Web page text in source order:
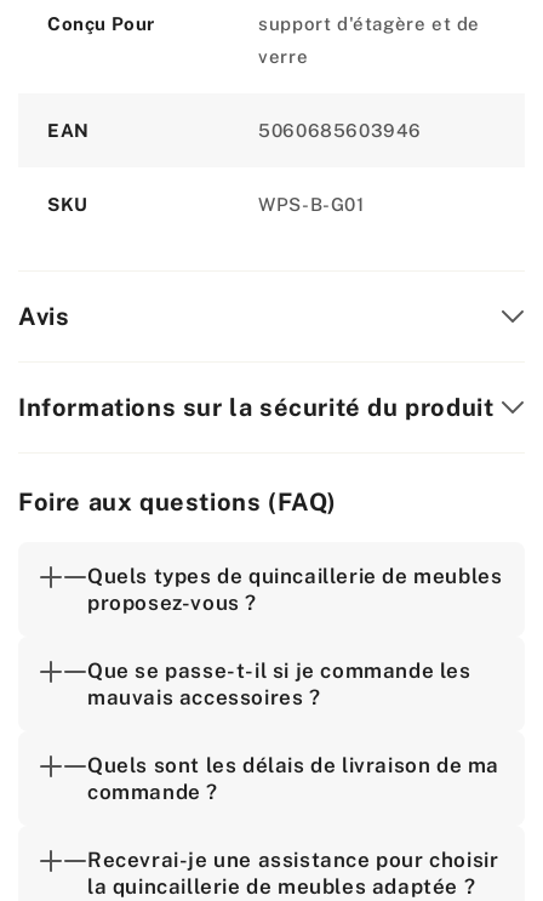
Conçu Pour
support d'étagère et de
verre
EAN 5060685603946
SKU WPS-B-G01
Avis
Informations sur la sécurité du produit
Foire aux questions (FAQ)
Quels types de quincaillerie de meubles
proposez-vous ?
Que se passe-t-il si je commande les
mauvais accessoires ?
Quels sont les délais de livraison de ma
commande ?
Recevrai-je une assistance pour choisir
la quincaillerie de meubles adaptée ?